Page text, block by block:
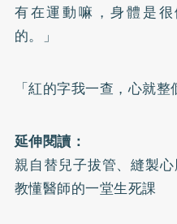
有在運動嘛，身體是
的。」
「紅的字我一查，心就
延伸閱讀：
親自替兒子拔管、縫製
教懂醫師的一堂生死課